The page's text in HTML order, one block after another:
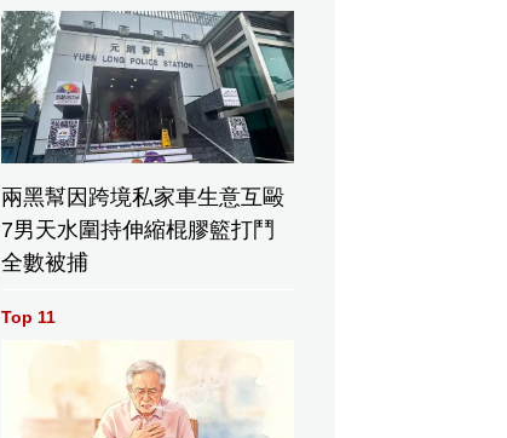
兩黑幫因跨境私家車生意互毆
7男天水圍持伸縮棍膠籃打鬥
全數被捕
Top 11